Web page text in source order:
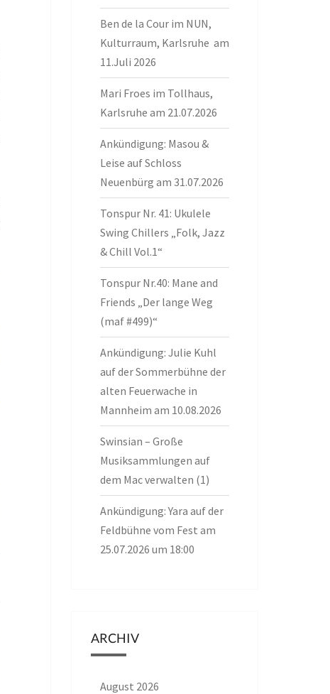
Ben de la Cour im NUN,
Kulturraum, Karlsruhe am
11.Juli 2026
Mari Froes im Tollhaus,
Karlsruhe am 21.07.2026
Ankündigung: Masou &
Leise auf Schloss
Neuenbürg am 31.07.2026
Tonspur Nr. 41: Ukulele
Swing Chillers „Folk, Jazz
& Chill Vol.1“
Tonspur Nr.40: Mane and
Friends „Der lange Weg
(maf #499)“
Ankündigung: Julie Kuhl
auf der Sommerbühne der
alten Feuerwache in
Mannheim am 10.08.2026
Swinsian – Große
Musiksammlungen auf
dem Mac verwalten (1)
Ankündigung: Yara auf der
Feldbühne vom Fest am
25.07.2026 um 18:00
ARCHIV
August 2026